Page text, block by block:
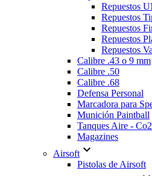
Repuestos
Repuestos
Repuestos
Repuestos
Repuestos
Calibre .43 o 9 mm
Calibre .50
Calibre .68
Defensa Personal
Marcadora para
Munición Paintball
Tanques Aire -
Magazines
Airsoft 
Pistolas de Airsoft